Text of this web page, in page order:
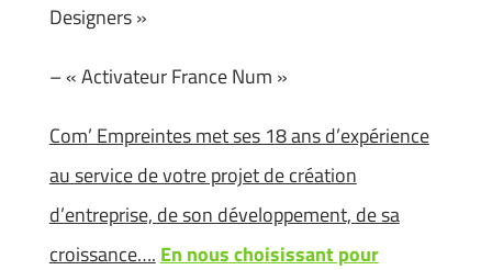
Designers »
– « Activateur France Num »
Com’ Empreintes met ses 18 ans d’expérience
au service de votre projet de création
d’entreprise, de son développement, de sa
croissance…. En nous choisissant pour